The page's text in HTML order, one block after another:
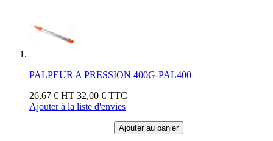
PALPEUR A PRESSION 400G-PAL400
26,67 € HT 32,00 € TTC
Ajouter à la liste d'envies
Ajouter au panier